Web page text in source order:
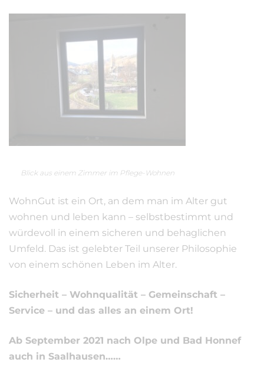
Blick aus einem Zimmer im Pflege-Wohnen
WohnGut ist ein Ort, an dem man im Alter gut
wohnen und leben kann – selbstbestimmt und
würdevoll in einem sicheren und behaglichen
Umfeld. Das ist gelebter Teil unserer Philosophie
von einem schönen Leben im Alter.
Sicherheit – Wohnqualität – Gemeinschaft –
Service – und das alles an einem Ort!
Ab September 2021 nach Olpe und Bad Honnef
auch in Saalhausen……